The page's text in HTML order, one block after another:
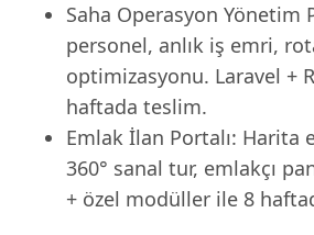
Saha Operasyon Yönetim
personel, anlık iş emri,
optimizasyonu. Laravel +
haftada teslim.
Emlak İlan Portalı: Harita
360° sanal tur, emlakçı
+ özel modüller ile 8